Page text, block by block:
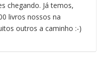
chegando. Já temos,
livros nossos na
outros a caminho :-)